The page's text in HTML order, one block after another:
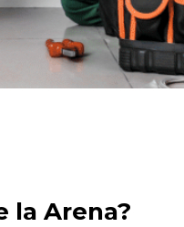
la Arena?